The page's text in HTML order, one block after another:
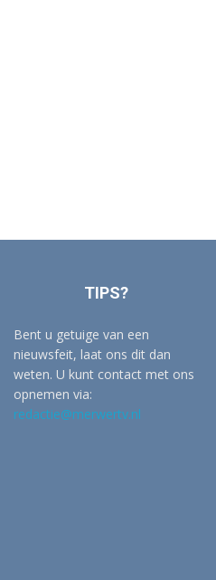
TIPS?
Bent u getuige van een
nieuwsfeit, laat ons dit dan
weten. U kunt contact met ons
opnemen via:
redactie@merwertv.nl